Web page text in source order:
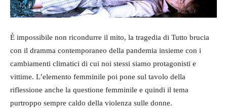
È impossibile non ricondurre il mito, la tragedia di Tutto brucia
con il dramma contemporaneo della pandemia insieme con i
cambiamenti climatici di cui noi stessi siamo protagonisti e
vittime. L’elemento femminile poi pone sul tavolo della
riflessione anche la questione femminile e quindi il tema
purtroppo sempre caldo della violenza sulle donne.